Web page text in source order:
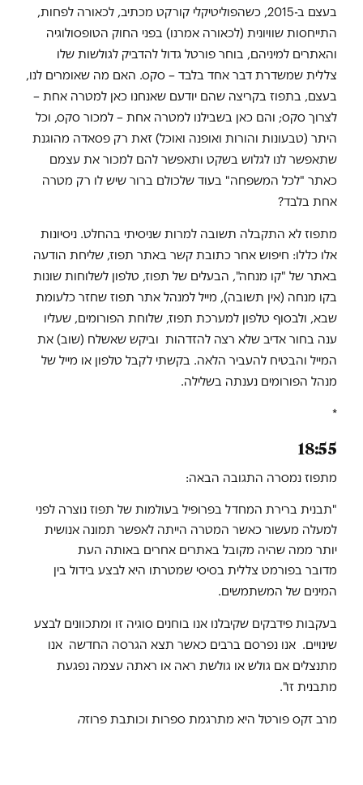
בעצם ב-2015, כשהפוליטיקלי קורקט מכתיב, לכאורה לפחות,
התייחסות שוויונית (לכאורה אמרנו) בפני החוק הטופסולוגיה
והאתרים למיניהם, בוחר פורטל גדול להדביק לגולשות שלו
צללית שמשדרת דבר אחד בלבד – סקס. האם מה שאומרים לנו,
בעצם, בתפוז בקריצה שהם יודעם שאנחנו כאן למטרה אחת –
לצרוך סקס; והם כאן בשבילנו למטרה אחת – למכור סקס, וכל
היתר (טבעונות והורות ואופנה ואוכל) זאת רק פסאדה מהוגנת
שתאפשר לנו לגלוש בשקט ותאפשר להם למכור את עצמם
כאתר "לכל המשפחה" בעוד שלכולם ברור שיש לו רק מטרה
אחת בלבד?
מתפוז לא התקבלה תשובה למרות שניסיתי בהחלט. ניסיונות
אלו כללו: חיפוש אחר כתובת קשר באתר תפוז, שליחת הודעה
באתר של "קו מנחה", הבעלים של תפוז, טלפון לשלוחות שונות
בקו מנחה (אין תשובה), מייל למנהל אתר תפוז שחזר כלעומת
שבא, ולבסוף טלפון למערכת תפוז, שלוחת הפורומים, שעליו
ענה בחור אדיב שלא רצה להזדהות וביקש שאשלח (שוב) את
המייל והבטיח להעביר הלאה. בקשתי לקבל טלפון או מייל של
מנהל הפורומים נענתה בשלילה.
*
18:55
מתפוז נמסרה התגובה הבאה:
"תבנית ברירת המחדל בפרופיל בעולמות של תפוז נוצרה לפני
למעלה מעשור כאשר המטרה הייתה לאפשר תמונה אנושית
יותר ממה שהיה מקובל באתרים אחרים באותה העת
מדובר בפורמט צללית בסיסי שמטרתו היא לבצע בידול בין
המינים של המשתמשים.
בעקבות פידבקים שקיבלנו אנו בוחנים סוגיה זו ומתכוונים לבצע
שינויים. אנו נפרסם ברבים כאשר תצא הגרסה החדשה אנו
מתנצלים אם גולש או גולשת ראה או ראתה עצמה נפגעת
מתבנית זו".
מרב זקס פורטל היא מתרגמת ספרות וכותבת פרוזה